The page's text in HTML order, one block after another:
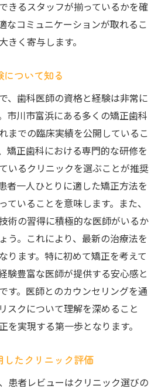
きるスタッフが揃っているかを確
なコミュニケーションが取れるこ
きく寄与します。
ついて知る
、歯科医師の資格と経験は非常に
市川市富浜にある多くの矯正歯科
までの臨床実績を公開しているこ
矯正歯科における専門的な研修を
いるクリニックを選ぶことが推奨
者一人ひとりに適した矯正方法を
ていることを意味します。また、
術の習得に積極的な医師がいるか
う。これにより、最新の治療法を
ります。特に初めて矯正を考えて
験豊富な医師が提供する安心感と
す。医師とのカウンセリングを通
スクについて理解を深めること
を実現する第一歩となります。
たクリニック評価
患者レビューはクリニック選びの